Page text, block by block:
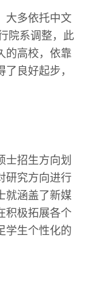
大多依托中文
院系调整，此
的高校，依靠
良好起步，
士招生方向划
研究方向进行
就涵盖了新媒
积极拓展各个
学生个性化的